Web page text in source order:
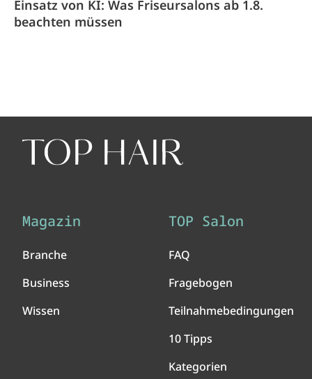
Einsatz von KI: Was Friseursalons ab 1.8.
beachten müssen
Magazin
Branche
Business
Wissen
TOP Salon
FAQ
Fragebogen
Teilnahmebedingungen
10 Tipps
Kategorien